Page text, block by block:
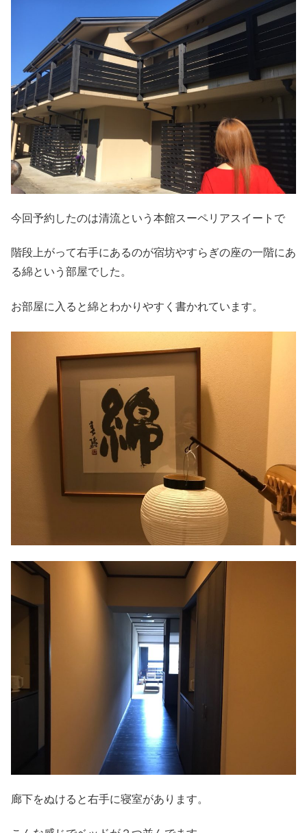
今回予約したのは清流という本館スーペリアスイートで
階段上がって右手にあるのが宿坊やすらぎの座の一階にあ
る綿という部屋でした。
お部屋に入ると綿とわかりやすく書かれています。
廊下をぬけると右手に寝室があります。